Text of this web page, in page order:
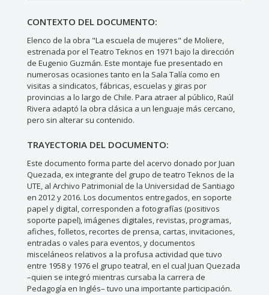
CONTEXTO DEL DOCUMENTO:
Elenco de la obra "La escuela de mujeres" de Moliere,
estrenada por el Teatro Teknos en 1971 bajo la dirección
de Eugenio Guzmán. Este montaje fue presentado en
numerosas ocasiones tanto en la Sala Talía como en
visitas a sindicatos, fábricas, escuelas y giras por
provincias a lo largo de Chile. Para atraer al público, Raúl
Rivera adaptó la obra clásica a un lenguaje más cercano,
pero sin alterar su contenido.
TRAYECTORIA DEL DOCUMENTO:
Este documento forma parte del acervo donado por Juan
Quezada, ex integrante del grupo de teatro Teknos de la
UTE, al Archivo Patrimonial de la Universidad de Santiago
en 2012 y 2016. Los documentos entregados, en soporte
papel y digital, corresponden a fotografías (positivos
soporte papel), imágenes digitales, revistas, programas,
afiches, folletos, recortes de prensa, cartas, invitaciones,
entradas o vales para eventos, y documentos
misceláneos relativos a la profusa actividad que tuvo
entre 1958 y 1976 el grupo teatral, en el cual Juan Quezada
–quien se integró mientras cursaba la carrera de
Pedagogía en Inglés– tuvo una importante participación.